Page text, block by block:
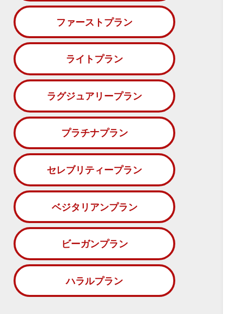
ファーストプラン
ライトプラン
ラグジュアリープラン
プラチナプラン
セレブリティープラン
ベジタリアンプラン
ビーガンプラン
ハラルプラン